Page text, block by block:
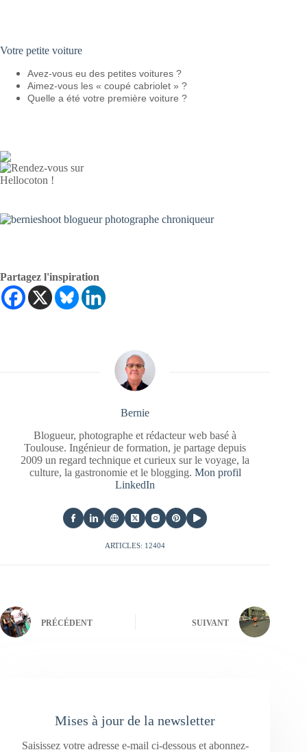
Votre petite voiture
Avez-vous eu des petites voitures ?
Aimez-vous les « coupé cabriolet » ?
Quelle a été votre première voiture ?
Partagez l'inspiration
Bernie
Blogueur, photographe et rédacteur web basé à
Toulouse. Ingénieur de formation, je partage depuis
2009 un regard technique et curieux sur le voyage, la
culture, la gastronomie et le blogging. Mon profil
LinkedIn
ARTICLES: 12404
PRÉCÉDENT SUIVANT
Mises à jour de la newsletter
Saisissez votre adresse e-mail ci-dessous et abonnez-